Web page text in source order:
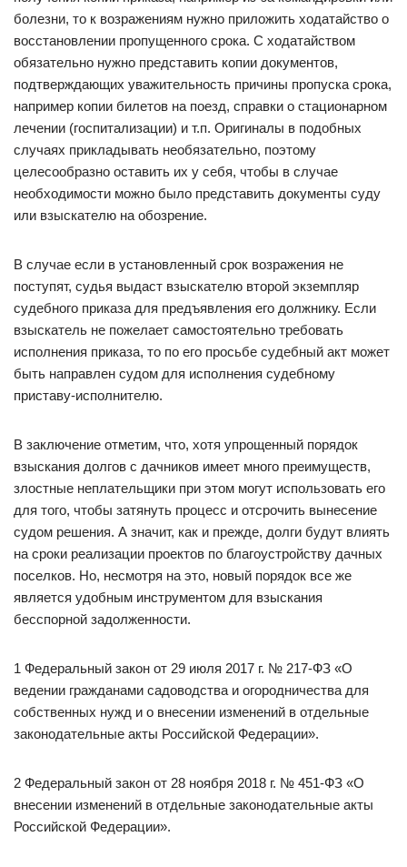
болезни, то к возражениям нужно приложить ходатайство о
восстановлении пропущенного срока. С ходатайством
обязательно нужно представить копии документов,
подтверждающих уважительность причины пропуска срока,
например копии билетов на поезд, справки о стационарном
лечении (госпитализации) и т.п. Оригиналы в подобных
случаях прикладывать необязательно, поэтому
целесообразно оставить их у себя, чтобы в случае
необходимости можно было представить документы суду
или взыскателю на обозрение.
В случае если в установленный срок возражения не
поступят, судья выдаст взыскателю второй экземпляр
судебного приказа для предъявления его должнику. Если
взыскатель не пожелает самостоятельно требовать
исполнения приказа, то по его просьбе судебный акт может
быть направлен судом для исполнения судебному
приставу-исполнителю.
В заключение отметим, что, хотя упрощенный порядок
взыскания долгов с дачников имеет много преимуществ,
злостные неплательщики при этом могут использовать его
для того, чтобы затянуть процесс и отсрочить вынесение
судом решения. А значит, как и прежде, долги будут влиять
на сроки реализации проектов по благоустройству дачных
поселков. Но, несмотря на это, новый порядок все же
является удобным инструментом для взыскания
бесспорной задолженности.
1 Федеральный закон от 29 июля 2017 г. № 217-ФЗ «О
ведении гражданами садоводства и огородничества для
собственных нужд и о внесении изменений в отдельные
законодательные акты Российской Федерации».
2 Федеральный закон от 28 ноября 2018 г. № 451-ФЗ «О
внесении изменений в отдельные законодательные акты
Российской Федерации».